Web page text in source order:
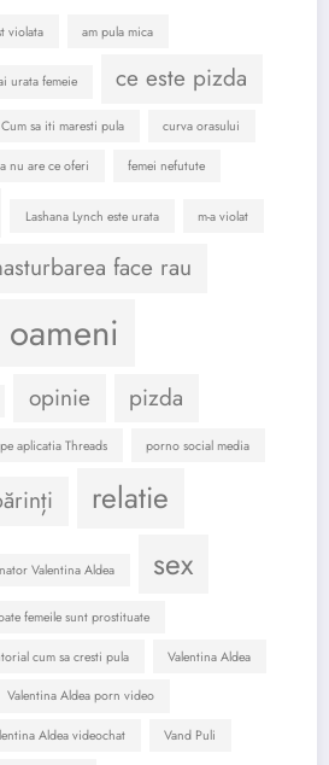
violata am pula mica
urata femeie ce este pizda
Cum sa iti maresti pula curva orasului
nu are ce oferi femei nefutute
Lashana Lynch este urata m-a violat
face rau
oameni
opinie pizda
aplicatia Threads porno social media
relatie
Valentina Aldea sex
femeile sunt prostituate
cum sa cresti pula Valentina Aldea
Valentina Aldea porn video
Aldea videochat Vand Puli